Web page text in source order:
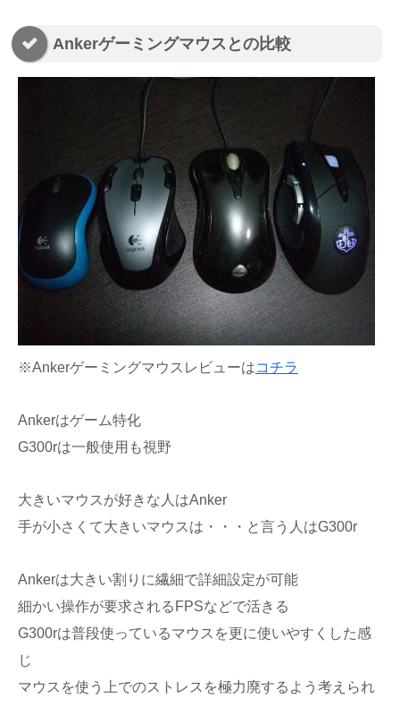
Ankerゲーミングマウスとの比較
※Ankerゲーミングマウスレビューはコチラ
Ankerはゲーム特化
G300rは一般使用も視野
大きいマウスが好きな人はAnker
手が小さくて大きいマウスは・・・と言う人はG300r
Ankerは大きい割りに繊細で詳細設定が可能
細かい操作が要求されるFPSなどで活きる
G300rは普段使っているマウスを更に使いやすくした感
じ
マウスを使う上でのストレスを極力廃するよう考えられ